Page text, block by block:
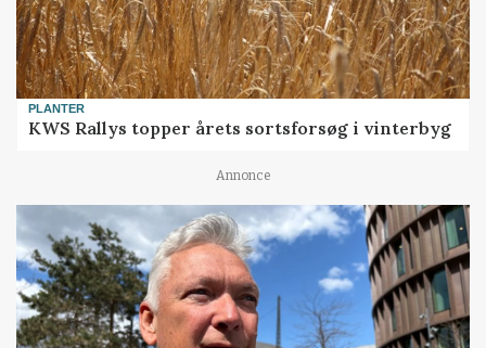
PLANTER
KWS Rallys topper årets sortsforsøg i vinterbyg
Annonce